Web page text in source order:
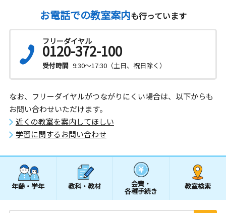
お電話での教室案内も行っています
フリーダイヤル
0120-372-100
受付時間 9:30～17:30（土日、祝日除く）
なお、フリーダイヤルがつながりにくい場合は、以下からも
お問い合わせいただけます。
近くの教室を案内してほしい
学習に関するお問い合わせ
年齢・学年 教科・教材 会費・
各種手続き
教室検索